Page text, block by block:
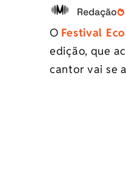
Redação
O Festival
edição, que
cantor vai se